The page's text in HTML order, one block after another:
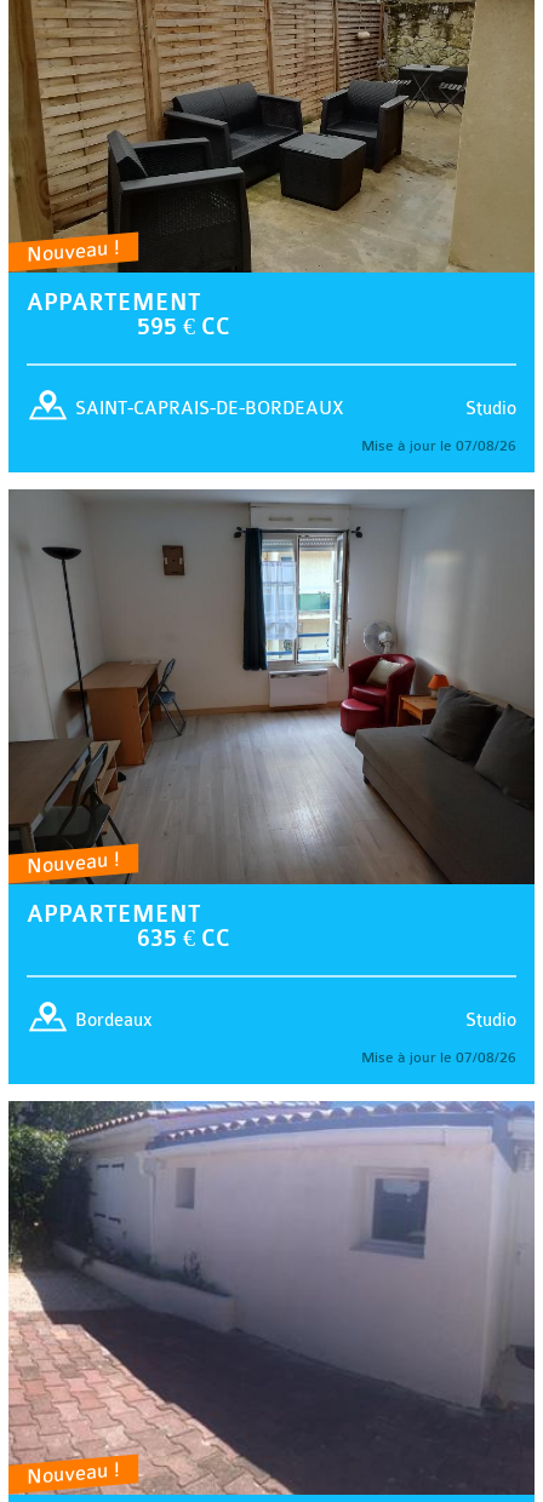
Nouveau !
APPARTEMENT
595 € CC
Studio
SAINT-CAPRAIS-DE-BORDEAUX
Mise à jour le 07/08/26
Nouveau !
APPARTEMENT
635 € CC
Studio
Bordeaux
Mise à jour le 07/08/26
Nouveau !